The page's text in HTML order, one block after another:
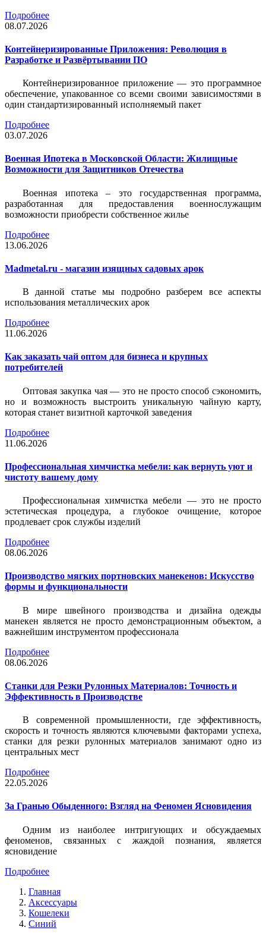
Подробнее
08.07.2026
Контейнеризированные Приложения: Революция в
Разработке и Развёртывании ПО
Контейнеризированное приложение — это программное
обеспечение, упакованное со всеми своими зависимостями в
один стандартизированный исполняемый пакет
Подробнее
03.07.2026
Военная Ипотека в Московской Области: Жилищные
Возможности для Защитников Отечества
Военная ипотека – это государственная программа,
разработанная для предоставления военнослужащим
возможности приобрести собственное жилье
Подробнее
13.06.2026
Madmetal.ru - магазин изящных садовых арок
В данной статье мы подробно разберем все аспекты
использования металлических арок
Подробнее
11.06.2026
Как заказать чай оптом для бизнеса и крупных
потребителей
Оптовая закупка чая — это не просто способ сэкономить,
но и возможность выстроить уникальную чайную карту,
которая станет визитной карточкой заведения
Подробнее
11.06.2026
Профессиональная химчистка мебели: как вернуть уют и
чистоту вашему дому
Профессиональная химчистка мебели — это не просто
эстетическая процедура, а глубокое очищение, которое
продлевает срок службы изделий
Подробнее
08.06.2026
Производство мягких портновских манекенов: Искусство
формы и функциональности
В мире швейного производства и дизайна одежды
манекен является не просто демонстрационным объектом, а
важнейшим инструментом профессионала
Подробнее
08.06.2026
Станки для Резки Рулонных Материалов: Точность и
Эффективность в Производстве
В современной промышленности, где эффективность,
скорость и точность являются ключевыми факторами успеха,
станки для резки рулонных материалов занимают одно из
центральных мест
Подробнее
22.05.2026
За Гранью Обыденного: Взгляд на Феномен Ясновидения
Одним из наиболее интригующих и обсуждаемых
феноменов, связанных с жаждой познания, является
ясновидение
Подробнее
Главная
Аксессуары
Кошелеки
Синий